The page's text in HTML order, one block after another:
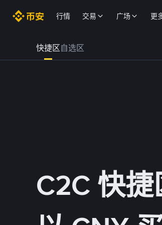
行情 交易 广场 更
快捷区自选区
C2C 快捷